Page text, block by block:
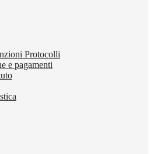
Protocolli
e pagamenti